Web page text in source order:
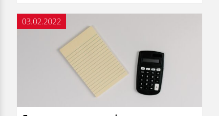
03.02.2022